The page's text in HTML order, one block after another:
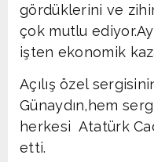
gördüklerini ve
çok mutlu
işten ekonomik
Açılış özel
Günaydın,hem
herkesi Atatürk
etti.